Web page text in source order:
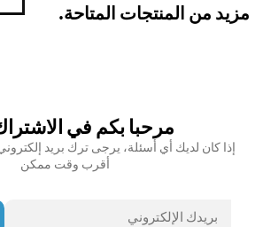
مزيد من المنتجات المتاحة.
مرحبا بكم في
إذا كان لديك أي أسئلة، يرجى ترك بريد
أقرب وقت ممكن